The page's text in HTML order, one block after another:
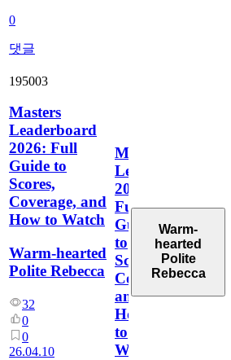
0
댓글
195003
Masters
Leaderboard
2026: Full
Guide to
Scores,
Coverage, and
How to Watch
Warm-hearted
Polite Rebecca
32
0
0
26.04.10
Masters
Leaderboard
2026:
Full
Guide
to
Scores,
Coverage,
and
How
to
Watch
Warm-
hearted
Polite
Rebecca